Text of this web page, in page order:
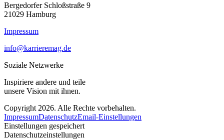
Bergedorfer Schloßstraße 9
21029 Hamburg
Impressum
info@karrieremag.de
Soziale Netzwerke
Inspiriere andere und teile
unsere Vision mit ihnen.
Copyright 2026. Alle Rechte vorbehalten.
ImpressumDatenschutzEmail-Einstellungen
Einstellungen gespeichert
Datenschutzeinstellungen